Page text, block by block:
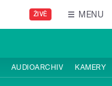
ŽIVĚ MENU
AUDIOARCHIV KAMERY